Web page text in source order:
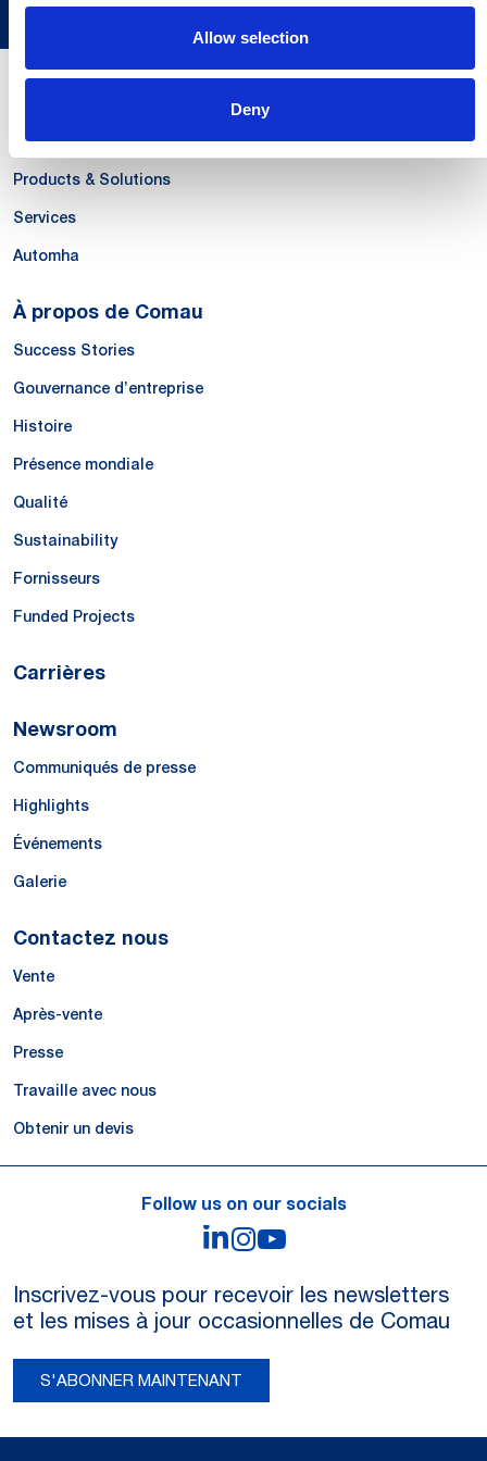
Allow selection
Deny
Systems
Products & Solutions
Services
Automha
À propos de Comau
Success Stories
Gouvernance d’entreprise
Histoire
Présence mondiale
Qualité
Sustainability
Fornisseurs
Funded Projects
Carrières
Newsroom
Communiqués de presse
Highlights
Événements
Galerie
Contactez nous
Vente
Après-vente
Presse
Travaille avec nous
Obtenir un devis
Follow us on our socials
LinkedIn
Instagram
Inscrivez-vous pour recevoir les newsletters
et les mises à jour occasionnelles de Comau
S'ABONNER MAINTENANT